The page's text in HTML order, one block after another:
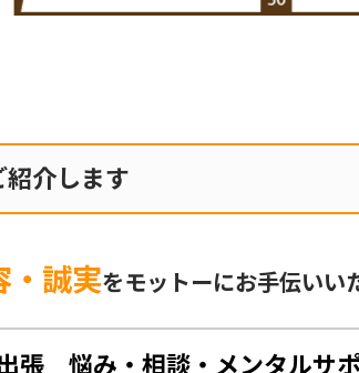
紹介します
・誠実をモットーにお手伝いい
張 悩み・相談・メンタルサ